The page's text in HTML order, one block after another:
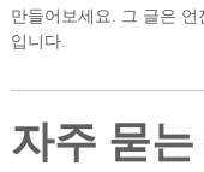
만들어보세요. 그 글은 언
입니다.
자주 묻